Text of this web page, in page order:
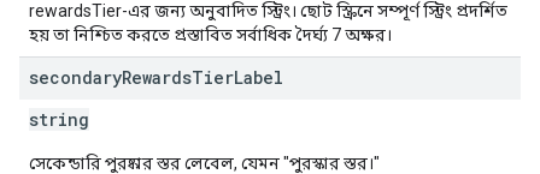
rewardsTier-এর জন্য অনুবাদিত স্ট্রিং। ছোট স্ক্রিনে সম্পূর্ণ স্ট্রিং প্রদর্শিত
হয় তা নিশ্চিত করতে প্রস্তাবিত সর্বাধিক দৈর্ঘ্য 7 অক্ষর।
secondaryRewardsTierLabel
string
সেকেন্ডারি পুরষ্কার স্তর লেবেল, যেমন "পুরস্কার স্তর।"